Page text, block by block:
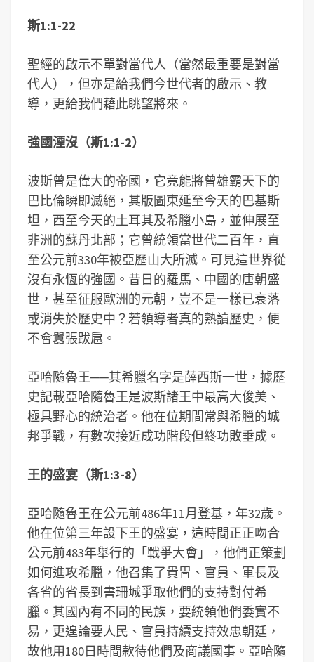
斯1:1-22
聖經的啟示不單對當代人（當然最重要是對當
代人），但亦是給我們今世代者的啟示、教
導，更給我們藉此眺望將來。
強國湮沒（斯1:1-2）
波斯曾是偉大的帝國，它竟能將曾雄霸天下的
巴比倫瞬即滅絕，其版圖東延至今天的巴基斯
坦，西至今天的土耳其及希臘小島，並伸展至
非洲的蘇丹北部；它曾統領當世代二百年，直
至公元前330年被亞歷山大所滅。可見這世界從
沒有永恆的強國。昔日的羅馬、中國的唐朝盛
世，甚至征服歐洲的元朝，豈不是一樣已衰落
或消失於歷史中？若領導者真的熟讀歷史，便
不會囂張跋扈。
亞哈隨魯王──其希臘名字是薛西斯一世，據歷
史記載亞哈隨魯王是波斯諸王中最高大俊美、
極具野心的統治者。他在位期間常與希臘的城
邦爭戰，有數次接近成功階段但終功敗垂成。
王的盛宴（斯1:3-8）
亞哈隨魯王在公元前486年11月登基，年32歲。
他在位第三年設下王的盛宴，這時間正正吻合
公元前483年舉行的「戰爭大會」，他們正策劃
如何進攻希臘，他召集了貴冑、官員、軍長及
各省的省長到書珊城爭取他們的支持對付希
臘。其國內有不同的民族，要統領他們委實不
易，更遑論要人民、官員持續支持效忠朝廷，
故他用180日時間款待他們及商議國事。亞哈隨